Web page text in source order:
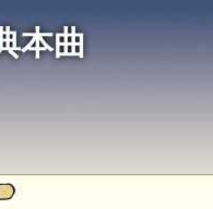
本曲